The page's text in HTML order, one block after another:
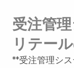
受注管
リテー
**受注管理シ